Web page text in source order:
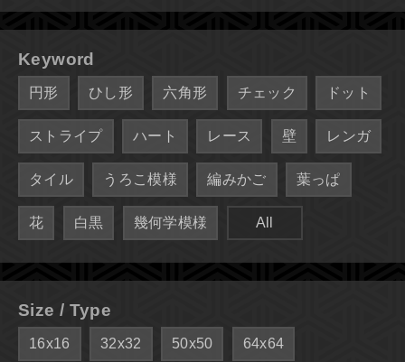
Keyword
円形 ひし形 六角形 チェック ドット
ストライプ ハート レース 壁 レンガ
タイル うろこ模様 編みかご 葉っぱ
花 白黒 幾何学模様 All
Size / Type
16x16 32x32 50x50 64x64